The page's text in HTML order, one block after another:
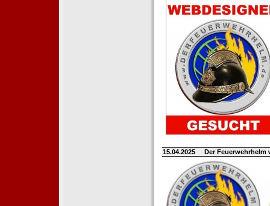
15.04.2025 Der